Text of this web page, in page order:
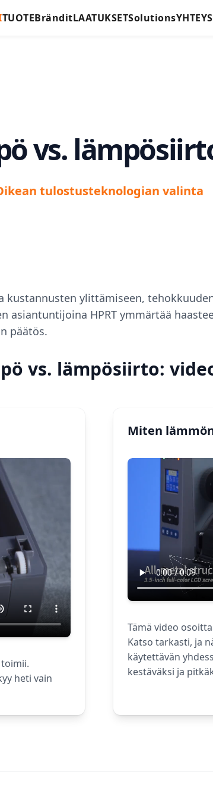
TUOTEBränditLAATUKSETSolutions
vs.
tulostusteknologian valinta
ylittämiseen,
HPRT ymmärtää
päätös.
vs. lämpösiirto:
heti vain
Miten
Tämä video
Katso tarkasti, ja
käytettävän
kestäväksi ja